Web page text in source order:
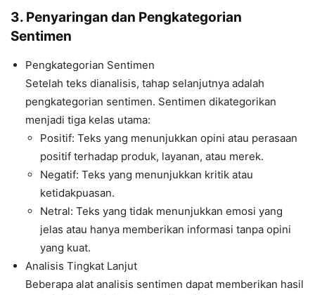
3. Penyaringan dan Pengkategorian
Sentimen
Pengkategorian Sentimen
Setelah teks dianalisis, tahap selanjutnya adalah
pengkategorian sentimen. Sentimen dikategorikan
menjadi tiga kelas utama:
Positif: Teks yang menunjukkan opini atau perasaan
positif terhadap produk, layanan, atau merek.
Negatif: Teks yang menunjukkan kritik atau
ketidakpuasan.
Netral: Teks yang tidak menunjukkan emosi yang
jelas atau hanya memberikan informasi tanpa opini
yang kuat.
Analisis Tingkat Lanjut
Beberapa alat analisis sentimen dapat memberikan hasil